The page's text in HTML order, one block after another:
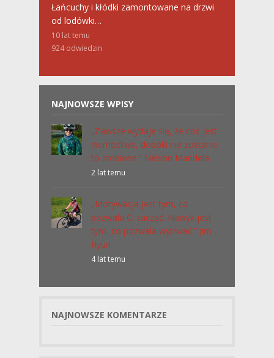
Łańcuchy i kłódki zamontowane na drzwi
od lodówki…
10 lat temu
924odwiedzin
NAJNOWSZE WPISY
„Zawsze wydaje się, że coś jest
niemożliwe, dopóki nie zostanie
to zrobione.” Nelson Mandela
2 lat temu
„Motywacja jest tym, co
pozwala Ci zacząć. Nawyk jest
tym, co pozwala wytrwać.” Jim
Ryun
4 lat temu
NAJNOWSZE KOMENTARZE